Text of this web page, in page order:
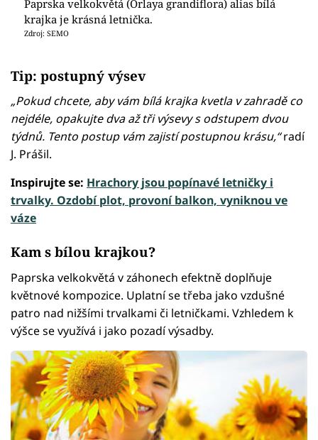
Paprska velkokvětá (Orlaya grandiflora) alias bílá
krajka je krásná letnička.
Zdroj: SEMO
Tip: postupný výsev
„Pokud chcete, aby vám bílá krajka kvetla v zahradě co
nejdéle, opakujte dva až tři výsevy s odstupem dvou
týdnů. Tento postup vám zajistí postupnou krásu,“radí
J. Prášil.
Inspirujte se: Hrachory jsou popínavé letničky i
trvalky. Ozdobí plot, provoní balkon, vyniknou ve
váze
Kam s bílou krajkou?
Paprska velkokvětá v záhonech efektně doplňuje
květnové kompozice. Uplatní se třeba jako vzdušné
patro nad nižšími trvalkami či letničkami. Vzhledem k
výšce se využívá i jako pozadí výsadby.